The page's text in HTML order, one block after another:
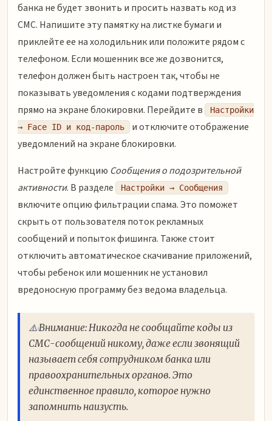
банка не будет звонить и просить назвать код из
СМС. Напишите эту памятку на листке бумаги и
приклейте ее на холодильник или положите рядом с
телефоном. Если мошенник все же дозвонится,
телефон должен быть настроен так, чтобы не
показывать уведомления с кодами подтверждения
прямо на экране блокировки. Перейдите в
Настройки
→ Face ID и код-пароль
и отключите отображение
уведомлений на экране блокировки.
Настройте функцию Сообщения о подозрительной
активности. В разделе Настройки → Сообщения
включите опцию фильтрации спама. Это поможет
скрыть от пользователя поток рекламных
сообщений и попыток фишинга. Также стоит
отключить автоматическое скачивание приложений,
чтобы ребенок или мошенник не установил
вредоносную программу без ведома владельца.
⚠️ Внимание: Никогда не сообщайте коды из
СМС-сообщений никому, даже если звонящий
называет себя сотрудником банка или
правоохранительных органов. Это
единственное правило, которое нужно
запомнить наизусть.